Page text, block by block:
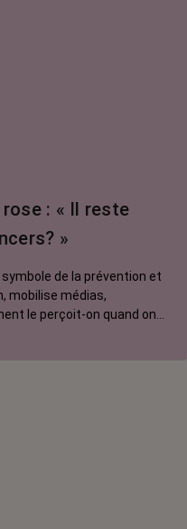
: « Il reste
»
symbole de la prévention et
mobilise médias,
le perçoit-on quand on